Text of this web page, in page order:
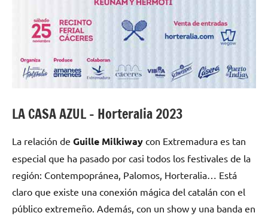
LA CASA AZUL – Horteralia 2023
La relación de Guille Milkiway con Extremadura es tan
especial que ha pasado por casi todos los festivales de la
región: Contempopránea, Palomos, Horteralia… Está
claro que existe una conexión mágica del catalán con el
público extremeño. Además, con un show y una banda en